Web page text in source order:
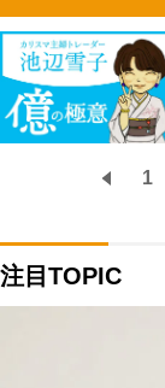
1
注目TOPIC